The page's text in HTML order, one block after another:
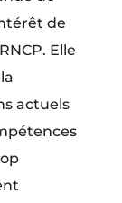
de
Elle
actuels